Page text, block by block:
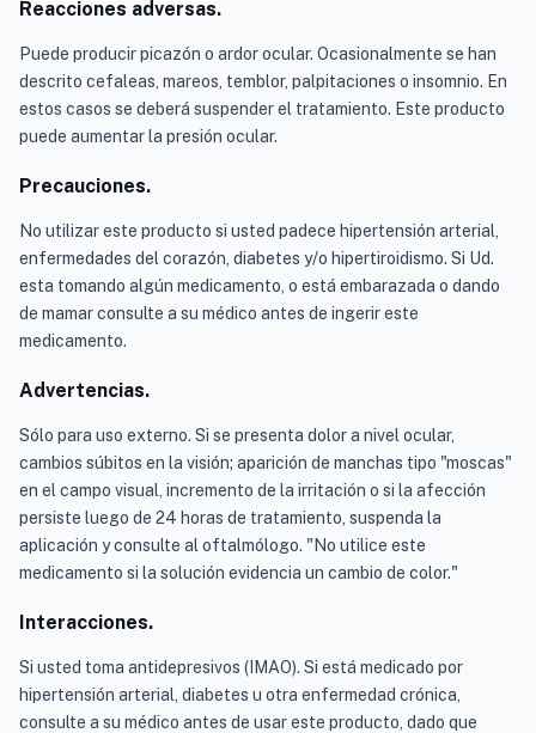
Reacciones adversas.
Puede producir picazón o ardor ocular. Ocasionalmente se han
descrito cefaleas, mareos, temblor, palpitaciones o insomnio. En
estos casos se deberá suspender el tratamiento. Este producto
puede aumentar la presión ocular.
Precauciones.
No utilizar este producto si usted padece hipertensión arterial,
enfermedades del corazón, diabetes y/o hipertiroidismo. Si Ud.
esta tomando algún medicamento, o está embarazada o dando
de mamar consulte a su médico antes de ingerir este
medicamento.
Advertencias.
Sólo para uso externo. Si se presenta dolor a nivel ocular,
cambios súbitos en la visión; aparición de manchas tipo "moscas"
en el campo visual, incremento de la irritación o si la afección
persiste luego de 24 horas de tratamiento, suspenda la
aplicación y consulte al oftalmólogo. "No utilice este
medicamento si la solución evidencia un cambio de color."
Interacciones.
Si usted toma antidepresivos (IMAO). Si está medicado por
hipertensión arterial, diabetes u otra enfermedad crónica,
consulte a su médico antes de usar este producto, dado que